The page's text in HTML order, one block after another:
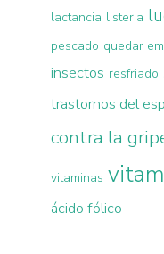
lactancia listeria
pescado quedar
insectos resfriado
trastornos del
contra la
vitaminas
ácido fólico